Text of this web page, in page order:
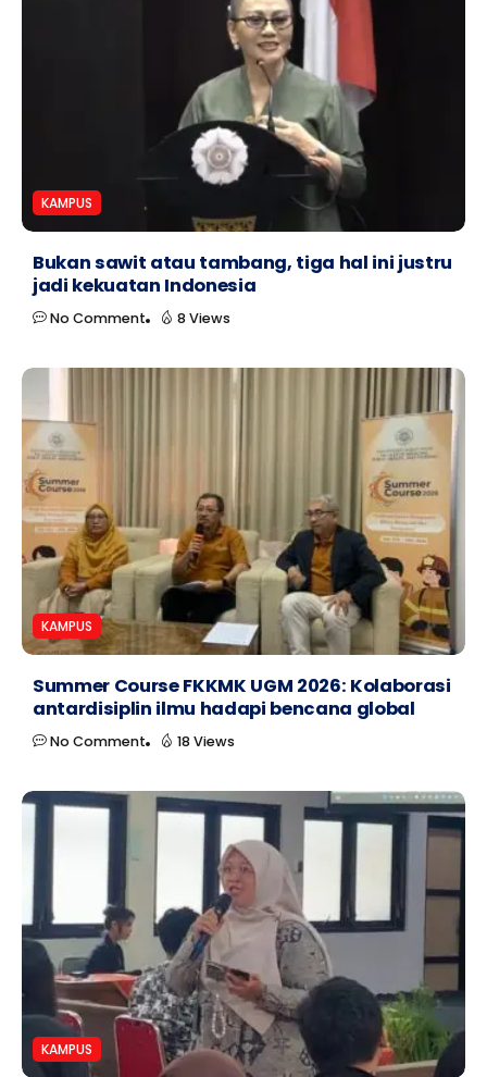
KAMPUS
Bukan sawit atau tambang, tiga hal ini justru
jadi kekuatan Indonesia
No Comment 8 Views
KAMPUS
Summer Course FKKMK UGM 2026: Kolaborasi
antardisiplin ilmu hadapi bencana global
No Comment 18 Views
KAMPUS